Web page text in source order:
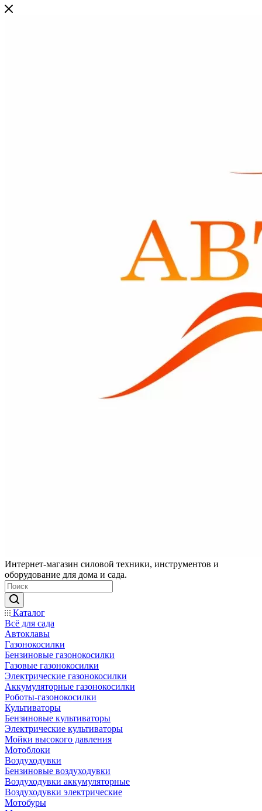
Интернет-магазин силовой техники, инструментов и
оборудование для дома и сада.
Каталог
Всё для сада
Автоклавы
Газонокосилки
Бензиновые газонокосилки
Газовые газонокосилки
Электрические газонокосилки
Аккумуляторные газонокосилки
Роботы-газонокосилки
Культиваторы
Бензиновые культиваторы
Электрические культиваторы
Мойки высокого давления
Мотоблоки
Воздуходувки
Бензиновые воздуходувки
Воздуходувки аккумуляторные
Воздуходувки электрические
Мотобуры